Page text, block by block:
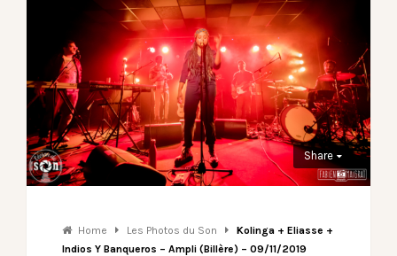
Share
Home Les Photos du Son
Kolinga + Eliasse +
Indios Y Banqueros – Ampli (Billère) – 09/11/2019